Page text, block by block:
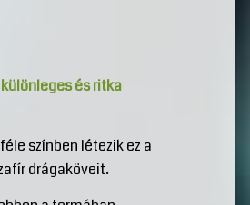
és ritka
színben létezik ez a
drágaköveit.